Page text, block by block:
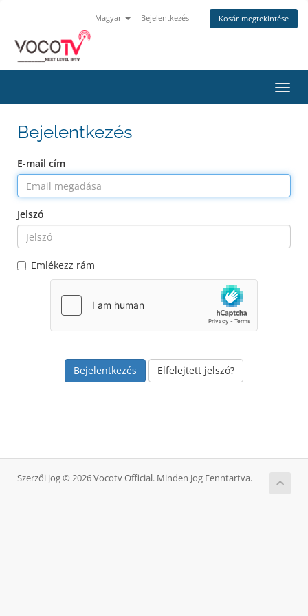
Magyar Bejelentkezés Kosár megtekintése
a
Bejelentkezés
E-mail cím
Jelszó
Emlékezz rám
Elfelejtett jelszó?
Szerzői jog © 2026 Vocotv Official. Minden Jog Fenntartva.